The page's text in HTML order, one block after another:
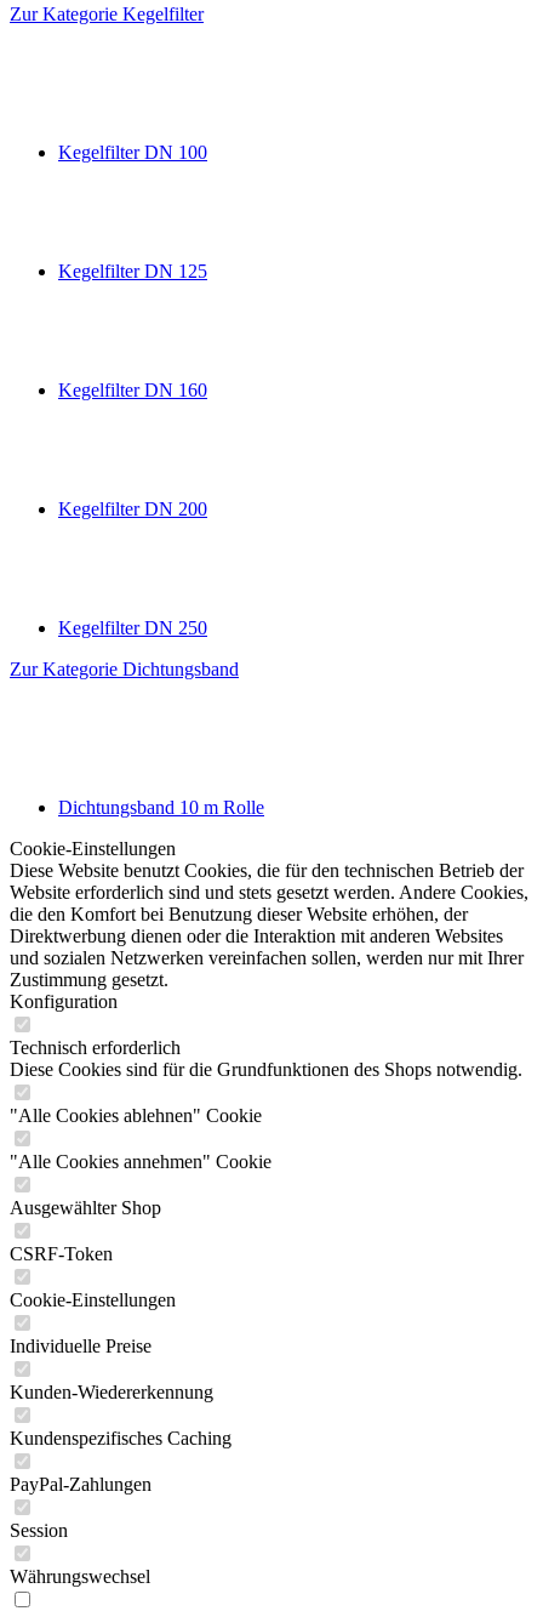
Zur Kategorie Kegelfilter
Kegelfilter DN 100
Kegelfilter DN 125
Kegelfilter DN 160
Kegelfilter DN 200
Kegelfilter DN 250
Zur Kategorie Dichtungsband
Dichtungsband 10 m Rolle
Cookie-Einstellungen
Diese Website benutzt Cookies, die für den technischen Betrieb der
Website erforderlich sind und stets gesetzt werden. Andere Cookies,
die den Komfort bei Benutzung dieser Website erhöhen, der
Direktwerbung dienen oder die Interaktion mit anderen Websites
und sozialen Netzwerken vereinfachen sollen, werden nur mit Ihrer
Zustimmung gesetzt.
Konfiguration
Technisch erforderlich
Diese Cookies sind für die Grundfunktionen des Shops notwendig.
"Alle Cookies ablehnen" Cookie
"Alle Cookies annehmen" Cookie
Ausgewählter Shop
CSRF-Token
Cookie-Einstellungen
Individuelle Preise
Kunden-Wiedererkennung
Kundenspezifisches Caching
PayPal-Zahlungen
Session
Währungswechsel